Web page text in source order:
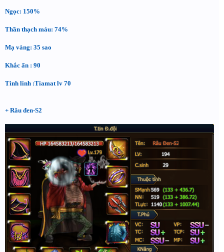
Ngọc: 150%
Thần thạch máu: 74%
Mạ vàng: 35 sao
Khắc ấn : 90
Tinh linh :Tiamat lv 70
+ Râu đen-S2